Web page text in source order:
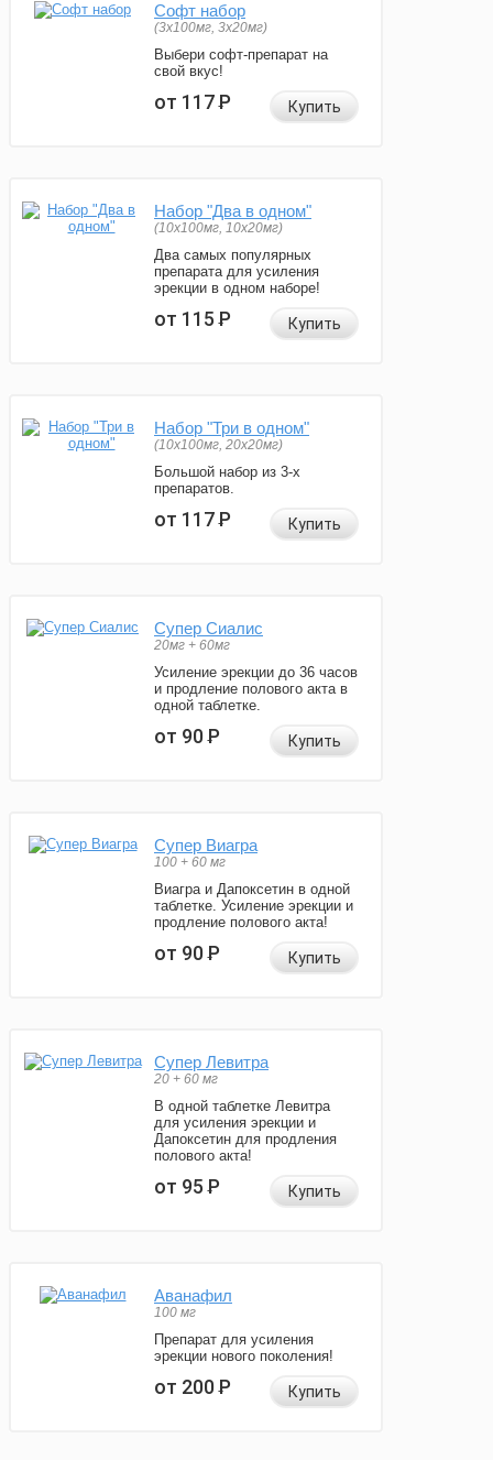
Софт набор
(3x100мг, 3x20мг)
Выбери софт-препарат на
свой вкус!
от 117Р Купить
Набор "Два в одном"
(10x100мг, 10x20мг)
Два самых популярных
препарата для усиления
эрекции в одном наборе!
от 115Р Купить
Набор "Три в одном"
(10x100мг, 20x20мг)
Большой набор из 3-х
препаратов.
от 117Р Купить
Супер Сиалис
20мг + 60мг
Усиление эрекции до 36 часов
и продление полового акта в
одной таблетке.
от 90Р Купить
Супер Виагра
100 + 60 мг
Виагра и Дапоксетин в одной
таблетке. Усиление эрекции и
продление полового акта!
от 90Р Купить
Супер Левитра
20 + 60 мг
В одной таблетке Левитра
для усиления эрекции и
Дапоксетин для продления
полового акта!
от 95Р Купить
Аванафил
100 мг
Препарат для усиления
эрекции нового поколения!
от 200Р Купить